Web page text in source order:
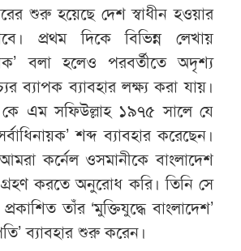
শুরু হয়েছে দেশ স্বাধীন হওয়ার
প্রথম দিকে বিভিন্ন লেখায়
বলা হলেও পরবর্তীতে অদৃশ্য
ব্যাপক ব্যাবহার লক্ষ্য করা যায়।
এম সফিউল্লাহ ১৯৭৫ সালে যে
শব্দ ব্যাবহার করেছেন।
কর্নেল ওসমানীকে বাংলাদেশ
গ্রহণ করতে অনুরোধ করি। তিনি সে
তাঁর ‘মুক্তিযুদ্ধে বাংলাদেশ’
ব্যাবহার শুরু করেন।